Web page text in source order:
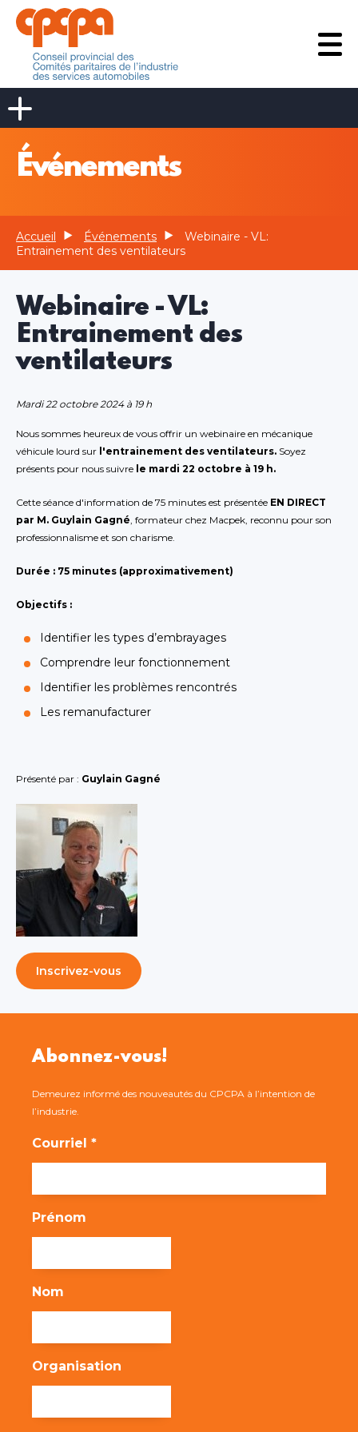
Événements
Accueil Événements
Webinaire - VL:
Entrainement des ventilateurs
Webinaire - VL:
Entrainement des
ventilateurs
Mardi 22 octobre 2024 à 19 h
Nous sommes heureux de vous offrir un webinaire en mécanique
véhicule lourd sur l'entrainement des ventilateurs. Soyez
présents pour nous suivre le mardi 22 octobre à 19 h.
Cette séance d'information de 75 minutes est présentée EN DIRECT
par M. Guylain Gagné, formateur chez Macpek, reconnu pour son
professionnalisme et son charisme.
Durée : 75 minutes (approximativement)
Objectifs :
Identifier les types d’embrayages
Comprendre leur fonctionnement
Identifier les problèmes rencontrés
Les remanufacturer
Présenté par : Guylain Gagné
Inscrivez-vous
Abonnez-vous!
Demeurez informé des nouveautés du CPCPA à l’intention de
l’industrie.
Courriel *
Prénom
Nom
Organisation